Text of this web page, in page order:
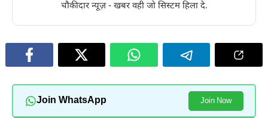
चौकीदार न्यूज़ - खबर वही जो सिस्टम हिला दे.
Join WhatsApp Join Now